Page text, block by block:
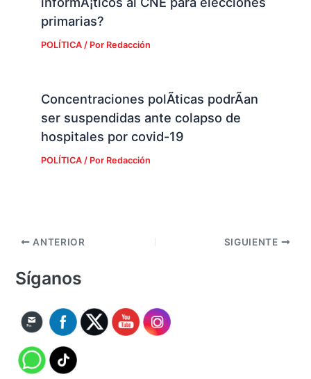
primarias?
POLÍTICA/ Por Redacción
Concentraciones polÃ­ticas podrÃ­an
ser suspendidas ante colapso de
hospitales por covid-19
POLÍTICA/ Por Redacción
ANTERIOR SIGUIENTE
Síganos